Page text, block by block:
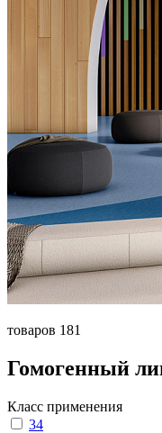
товаров 181
Гомогенный
Класс применения
34